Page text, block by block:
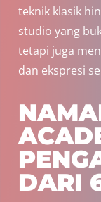
teknik klasik
studio yang
tetapi juga
dan ekspresi
DARI